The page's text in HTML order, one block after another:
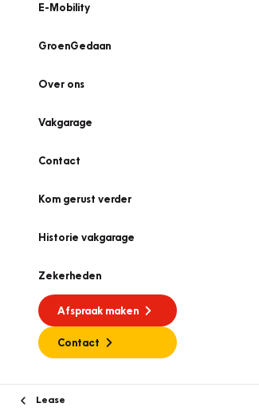
E-Mobility
GroenGedaan
Over ons
Vakgarage
Contact
Kom gerust verder
Historie vakgarage
Zekerheden
Afspraak maken
Contact
Lease